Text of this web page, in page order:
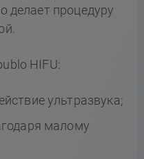
делает процедуру
HIFU:
ультразвука;
малому